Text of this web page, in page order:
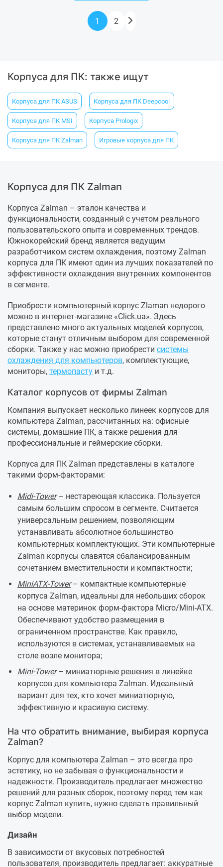
1 2
Корпуса для ПК: также ищут
Корпуса для ПК ASUS Корпуса для ПК Deepcool
Корпуса для ПК MSI Корпуса Prologix
Корпуса для ПК Zalman Игровые корпуса для ПК
Корпуса для ПК Zalman
Корпуса Zalman – эталон качества и
функциональности, созданный с учетом реального
пользовательского опыта и современных трендов.
Южнокорейский бренд является ведущим
разработчиком систем охлаждения, поэтому Zalman
корпуса для ПК имеют один из лучших показателей по
эффективности охлаждения внутренних компонентов
в сегменте.
Приобрести компьютерный корпус Zlaman недорого
можно в интернет-магазине «Click.ua». Здесь
представлено много актуальных моделей корпусов,
которые станут отличным выбором для современной
сборки. Также у нас можно приобрести системы
охлаждения для компьютеров, комплектующие,
мониторы, термопасту и т.д.
Каталог корпусов от фирмы Zalman
Компания выпускает несколько линеек корпусов для
компьютера Zalman, рассчитанных на: офисные
системы, домашние ПК, а также решения для
профессиональные и геймерские сборки.
Корпуса для ПК Zalman представлены в каталоге
такими форм-факторами:
Midi-Tower– нестареющая классика. Пользуется
самым большим спросом в сегменте. Считается
универсальным решением, позволяющим
устанавливать абсолютное большинство
компьютерных комплектующих. Эти компьютерные
Zalman корпусы славятся сбалансированным
сочетанием вместительности и компактности;
MiniATX-Tower– компактные компьютерные
корпуса Zalman, идеальны для небольших сборок
на основе материнок форм-фактора Micro/Mini-ATX.
Обеспечивают удобство размещения в
ограниченном пространстве. Как правило,
используются в системах, устанавливаемых на
столе возле монитора;
Mini-Tower– миниатюрные решения в линейке
корпусов для компьютера Zalman. Идеальный
вариант для тех, кто хочет миниатюрную,
эффективную и красивую систему.
На что обратить внимание, выбирая корпуса
Zalman?
Корпус для компьютера Zalman – это всегда про
эстетику, но не забывая о функциональности и
надежности. Производитель предлагает множество
решений для разных сборок, поэтому перед тем как
корпус Zalman купить, нужно сделать правильный
выбор модели.
Дизайн
В зависимости от вкусовых потребностей
пользователя, производитель предлагает: аккуратные